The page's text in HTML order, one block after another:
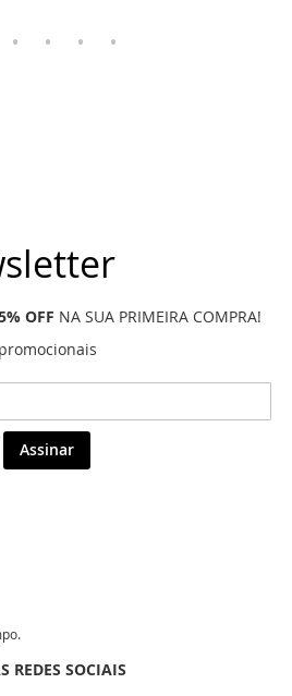
OFF NA SUA PRIMEIRA COMPRA!
Assinar
REDES SOCIAIS